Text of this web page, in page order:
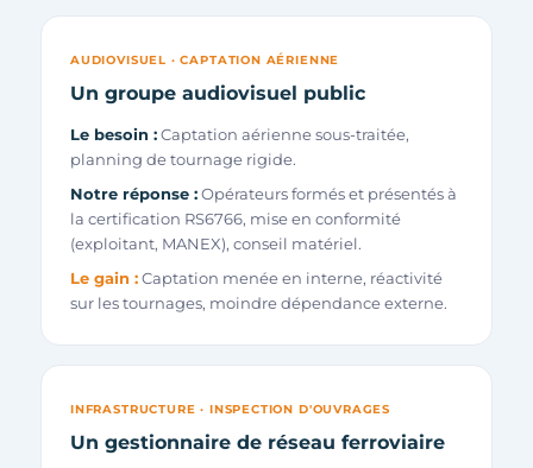
AUDIOVISUEL · CAPTATION AÉRIENNE
Un groupe audiovisuel public
Le besoin :Captation aérienne sous-traitée,
planning de tournage rigide.
Notre réponse :Opérateurs formés et présentés à
la certification RS6766, mise en conformité
(exploitant, MANEX), conseil matériel.
Le gain :Captation menée en interne, réactivité
sur les tournages, moindre dépendance externe.
INFRASTRUCTURE · INSPECTION D'OUVRAGES
Un gestionnaire de réseau ferroviaire